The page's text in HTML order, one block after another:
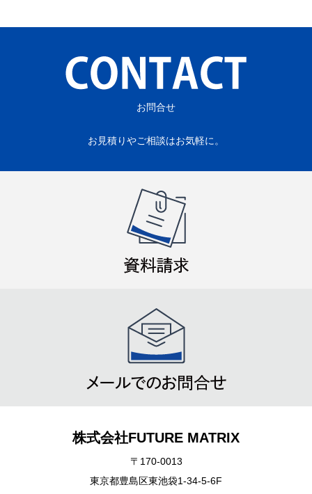
TREASURE DATA CDP導入 サービス
GOOGLE CLOUD 導入 サービス
スポンサー契約選手紹介
お問合せ
お見積りやご相談はお気軽に。
株式会社FUTURE MATRIX
〒170-0013
東京都豊島区東池袋1-34-5-6F